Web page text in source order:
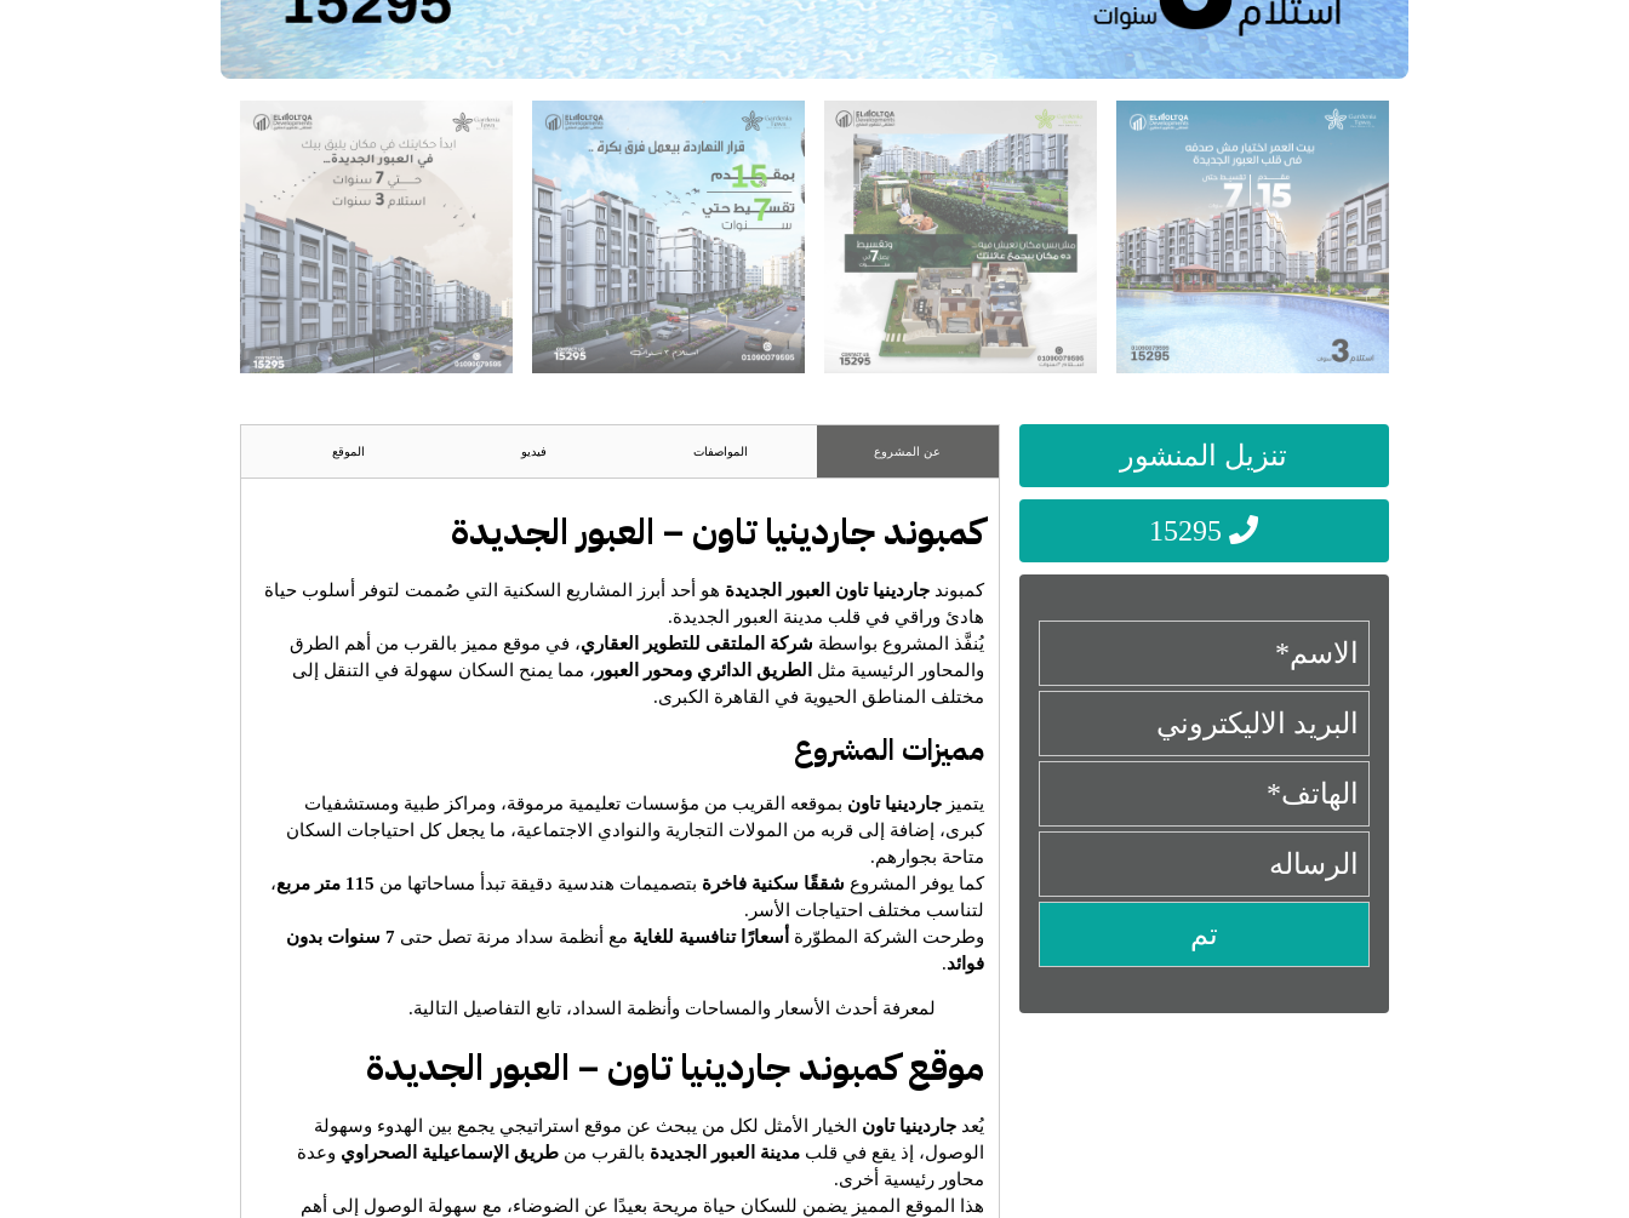
تنزيل المنشور
15295
عن المشروع المواصفات فيديو الموقع
كمبوند جاردينيا تاون – العبور الجديدة
كمبوندجاردينيا تاون العبور الجديدة هو أحد أبرز المشاريع السكنية التي صُممت لتوفر أسلوب حياة
هادئ وراقي في قلب مدينة العبور الجديدة.
يُنفَّذ المشروع بواسطة شركة الملتقى للتطوير العقاري، في موقع مميز بالقرب من أهم الطرق
والمحاور الرئيسية مثل
الطريق الدائري ومحور العبور ، مما يمنح السكان سهولة في التنقل إلى
مختلف المناطق الحيوية في القاهرة الكبرى.
مميزات المشروع
يتميزجاردينيا تاون بموقعه القريب من مؤسسات تعليمية مرموقة، ومراكز طبية ومستشفيات
كبرى، إضافة إلى قربه من المولات التجارية والنوادي الاجتماعية، ما يجعل كل احتياجات السكان
متاحة بجوارهم.
كما يوفر المشروع شققًا سكنية فاخرة بتصميمات هندسية دقيقة تبدأ مساحاتها من 115 متر مربع
،
لتناسب مختلف احتياجات الأسر.
وطرحت الشركة المطوّرة
أسعارًا تنافسية للغاية مع أنظمة سداد مرنة تصل حتى
7 سنوات بدون
فوائد.
لمعرفة أحدث الأسعار والمساحات وأنظمة السداد، تابع التفاصيل التالية.
موقع كمبوند جاردينيا تاون – العبور الجديدة
يُعدجاردينيا تاون الخيار الأمثل لكل من يبحث عن موقع استراتيجي يجمع بين الهدوء وسهولة
الوصول، إذ يقع في قلبمدينة العبور الجديدة بالقرب منطريق الإسماعيلية الصحراوي وعدة
محاور رئيسية أخرى.
هذا الموقع المميز يضمن للسكان حياة مريحة بعيدًا عن الضوضاء، مع سهولة الوصول إلى أهم